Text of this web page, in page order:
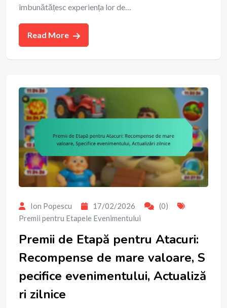
îmbunătățesc experiența lor de…
Read More
Ion Popescu 17/02/2026
(0)
Premii pentru Etapele Evenimentului
Premii de Etapă pentru Atacuri:
Recompense de mare valoare, S
pecifice evenimentului, Actualiză
ri zilnice